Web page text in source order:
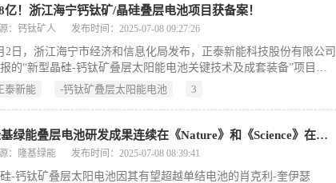
全年尖峰电价小时数减少120小时。二是扩大执行范围。一是100千
千瓦)以下工商业用户可选择执行分时电价。
亿！浙江海宁钙钛矿/晶硅叠层电池项目获备案！
：钙钛矿人 发布时间：2025-07-08 09:27:26
2日，浙江海宁市经济和信息化局发布，正泰新能科技股份有限公司
的“新型晶硅-钙钛矿叠层太阳能电池关键技术及成套装备”项目获
案。
泰新能 -钙钛矿叠层太阳能电池 3
隆基绿能叠层电池研发成果连续在《Nature》和《Science》在线发表
：隆基绿能 发布时间：2025-07-08 08:39:41
-钙钛矿叠层太阳电池因其有望超越单结电池的肖克利-奎伊瑟